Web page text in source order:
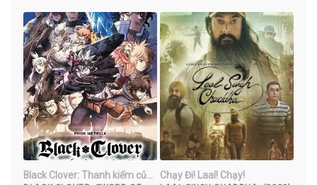
Black Clover: Thanh kiếm của
Chạy Đi! Laal! Chạy!